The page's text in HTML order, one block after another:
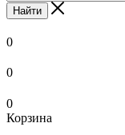
Найти
0
0
0
Корзина